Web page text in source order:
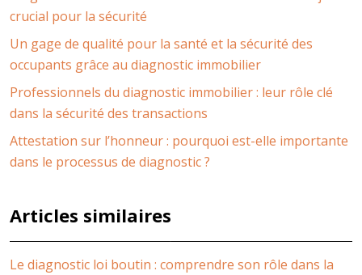
crucial pour la sécurité
Un gage de qualité pour la santé et la sécurité des
occupants grâce au diagnostic immobilier
Professionnels du diagnostic immobilier : leur rôle clé
dans la sécurité des transactions
Attestation sur l’honneur : pourquoi est-elle importante
dans le processus de diagnostic ?
Articles similaires
Le diagnostic loi boutin : comprendre son rôle dans la